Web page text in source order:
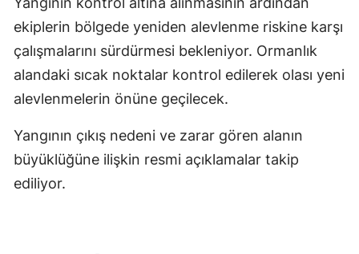
ekiplerin bölgede yeniden alevlenme riskine karşı
çalışmalarını sürdürmesi bekleniyor. Ormanlık
alandaki sıcak noktalar kontrol edilerek olası yeni
alevlenmelerin önüne geçilecek.
Yangının çıkış nedeni ve zarar gören alanın
büyüklüğüne ilişkin resmi açıklamalar takip
ediliyor.